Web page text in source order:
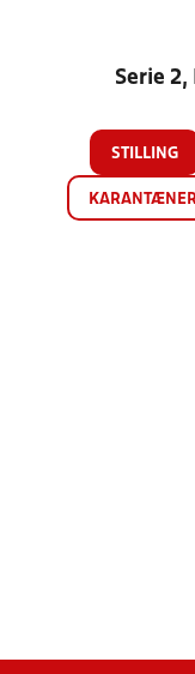
Serie 2,
STILLING